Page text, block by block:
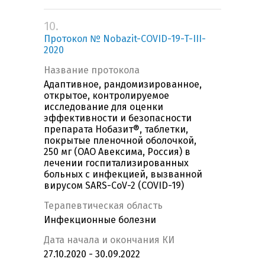
10.
Протокол № Nobazit-COVID-19-T-III-
2020
Название протокола
Адаптивное, рандомизированное,
открытое, контролируемое
исследование для оценки
эффективности и безопасности
препарата Нобазит®, таблетки,
покрытые пленочной оболочкой,
250 мг (ОАО Авексима, Россия) в
лечении госпитализированных
больных с инфекцией, вызванной
вирусом SARS-CoV-2 (COVID-19)
Терапевтическая область
Инфекционные болезни
Дата начала и окончания КИ
27.10.2020 - 30.09.2022